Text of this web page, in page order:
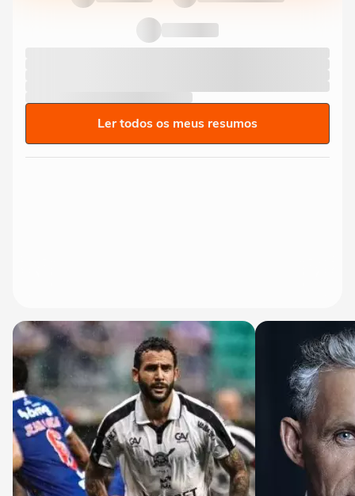
Ler todos os meus resumos